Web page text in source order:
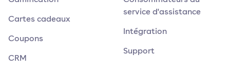
Cartes cadeaux
Coupons
CRM
service d'assistance
Intégration
Support